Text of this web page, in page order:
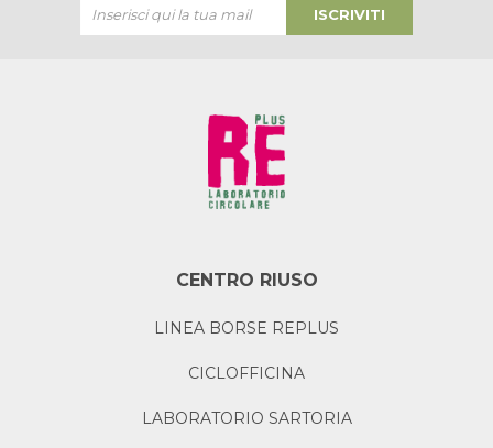
ISCRIVITI
CENTRO RIUSO
LINEA BORSE REPLUS
CICLOFFICINA
LABORATORIO SARTORIA